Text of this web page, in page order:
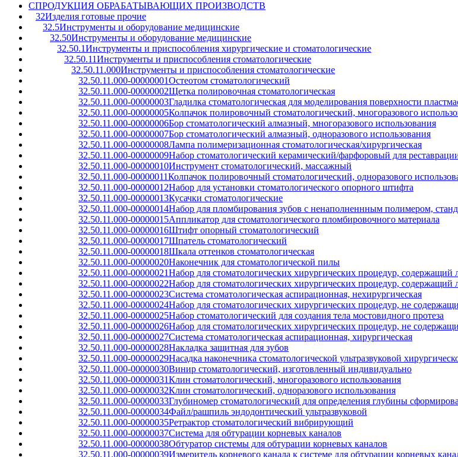
CПРОДУКЦИЯ ОБРАБАТЫВАЮЩИХ ПРОИЗВОДСТВ
32Изделия готовые прочие
32.5Инструменты и оборудование медицинские
32.50Инструменты и оборудование медицинские
32.50.1Инструменты и приспособления хирургические и стоматологические
32.50.11Инструменты и приспособления стоматологические
32.50.11.000Инструменты и приспособления стоматологические
32.50.11.000-00000001Остеотом стоматологический
32.50.11.000-00000002Щетка полировочная стоматологическая
32.50.11.000-00000003Гладилка стоматологическая для моделирования поверхности
32.50.11.000-00000005Колпачок полировочный стоматологический, многоразового
32.50.11.000-00000006Бор стоматологический алмазный, многоразового использования
32.50.11.000-00000007Бор стоматологический алмазный, одноразового использования
32.50.11.000-00000008Лампа полимеризационная стоматологическая/хирургическая
32.50.11.000-00000009Набор стоматологический керамический/фарфоровый для
32.50.11.000-00000010Инструмент стоматологический, массажный
32.50.11.000-00000011Колпачок полировочный стоматологический, одноразового
32.50.11.000-00000012Набор для установки стоматологического опорного штифта
32.50.11.000-00000013Кусачки стоматологические
32.50.11.000-00000014Набор для пломбирования зубов с ненаполненнным полимером,
32.50.11.000-00000015Аппликатор для стоматологического пломбировочного материала
32.50.11.000-00000016Штифт опорный стоматологический
32.50.11.000-00000017Шпатель стоматологический
32.50.11.000-00000018Шкала оттенков стоматологическая
32.50.11.000-00000020Наконечник для стоматологической пилы
32.50.11.000-00000021Набор для стоматологических хирургических процедур, содержащий
32.50.11.000-00000022Набор для стоматологических хирургических процедур, содержащий
32.50.11.000-00000023Система стоматологическая аспирационная, нехирургическая
32.50.11.000-00000024Набор для стоматологических хирургических процедур, не
32.50.11.000-00000025Набор стоматологический для создания тела мостовидного протеза
32.50.11.000-00000026Набор для стоматологических хирургических процедур, не
32.50.11.000-00000027Система стоматологическая аспирационная, хирургическая
32.50.11.000-00000028Накладка защитная для зубов
32.50.11.000-00000029Насадка наконечника стоматологической ультразвуковой
32.50.11.000-00000030Винир стоматологический, изготовленный индивидуально
32.50.11.000-00000031Клин стоматологический, многоразового использования
32.50.11.000-00000032Клин стоматологический, одноразового использования
32.50.11.000-00000033Глубиномер стоматологический для определения глубины
32.50.11.000-00000034Файл/рашпиль эндодонтический ультразвуковой
32.50.11.000-00000035Ретрактор стоматологический вибрирующий
32.50.11.000-00000037Система для обтурации корневых каналов
32.50.11.000-00000038Обтуратор системы для обтурации корневых каналов
32.50.11.000-00000039Измеритель корневого канала к системе для обтурации корневых